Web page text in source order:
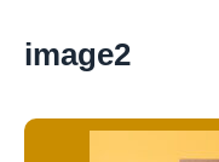
image2